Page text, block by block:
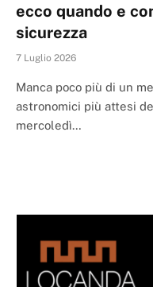
ecco quando e
sicurezza
7 Luglio 2026
Manca poco più di un
astronomici più attesi
mercoledì…